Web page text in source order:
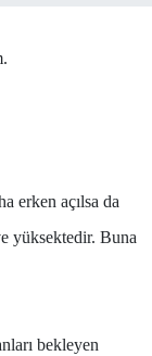
erken açılsa da
yüksektedir. Buna
bekleyen